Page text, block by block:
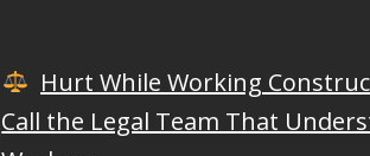
Hurt While Working
Call the Legal Team That